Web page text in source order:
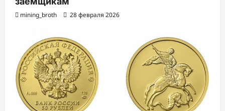
mining_broth 28 февраля 2026